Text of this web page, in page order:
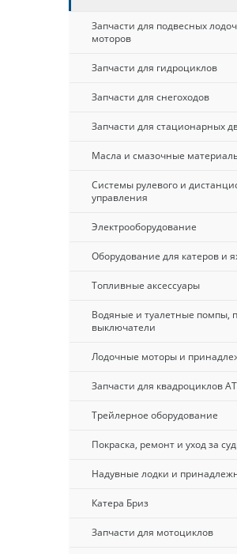
Запчасти для подвесных
моторов
Запчасти для гидроциклов
Запчасти для снегоходов
Запчасти для стационарных
Масла и смазочные
Системы рулевого и
управления
Электрооборудование
Оборудование для катеров и
Топливные аксессуары
Водяные и туалетные помпы,
выключатели
Лодочные моторы и
Запчасти для квадроциклов
Трейлерное оборудование
Покраска, ремонт и уход за
Надувные лодки и
Катера Бриз
Запчасти для мотоциклов